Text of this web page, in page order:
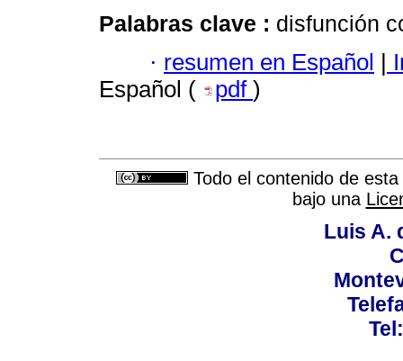
Palabras clave : disfunción
· resumen en Español |
Español (
pdf )
Todo el contenido de
bajo una
Luis A.